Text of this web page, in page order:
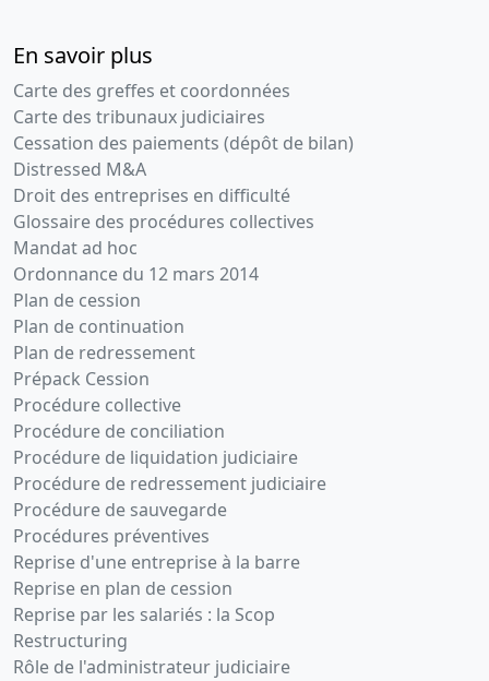
En savoir plus
Carte des greffes et coordonnées
Carte des tribunaux judiciaires
Cessation des paiements (dépôt de bilan)
Distressed M&A
Droit des entreprises en difficulté
Glossaire des procédures collectives
Mandat ad hoc
Ordonnance du 12 mars 2014
Plan de cession
Plan de continuation
Plan de redressement
Prépack Cession
Procédure collective
Procédure de conciliation
Procédure de liquidation judiciaire
Procédure de redressement judiciaire
Procédure de sauvegarde
Procédures préventives
Reprise d'une entreprise à la barre
Reprise en plan de cession
Reprise par les salariés : la Scop
Restructuring
Rôle de l'administrateur judiciaire